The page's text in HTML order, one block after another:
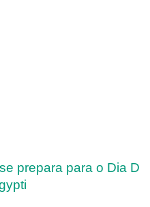
prepara para o Dia D